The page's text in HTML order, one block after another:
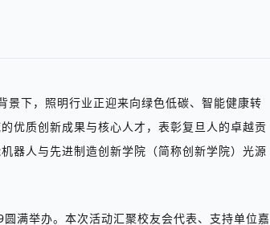
景下，照明行业正迎来向绿色低碳、智能健康转
优质创新成果与核心人才，表彰复旦人的卓越贡
器人与先进制造创新学院 （简称创新学院）光源
圆满举办。本次活动汇聚校友会代表、支持单位嘉